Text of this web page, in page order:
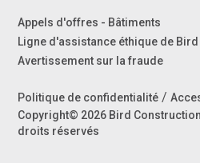
Appels d'offres - Bâtiments
Ligne d'assistance éthique de Bird
Avertissement sur la fraude
Politique de confidentialité /
Copyright© 2026 Bird
droits réservés